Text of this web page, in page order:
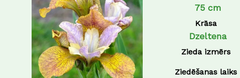
25/40 cm
25/50 cm
30/20 cm
30/40 cm
30/50 cm
Rozā
Rozā-violeta
Violeta
Zili/delteni
Zils
75 cm
Krāsa
Dzeltena
Zieda izmērs
Ziedēšanas laiks